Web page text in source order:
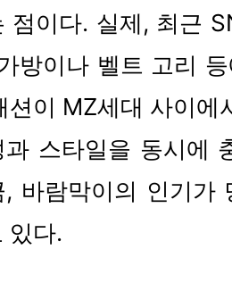
점이다. 실제, 최근
방이나 벨트 고리
션이 MZ세대 사이에
과 스타일을 동시에
바람막이의 인기가
있다.